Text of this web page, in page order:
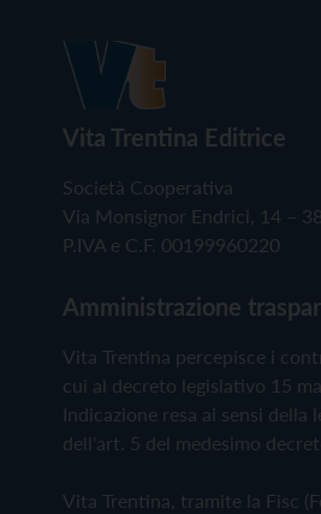
Vita Trentina Editrice
Società Cooperativa
Via Monsignor Endrici, 14 –
P.IVA e C.F. 00199960220
Amministrazione
Vita Trentina percepisce i
cui al decreto legislativo 15
Indicazione resa ai sensi della
dell'art. 5 del medesimo
Vita Trentina, tramite la Fisc